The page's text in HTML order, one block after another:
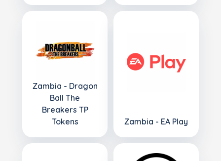
Zambia - Dragon
Ball The
Breakers TP
Tokens
Zambia - EA Play